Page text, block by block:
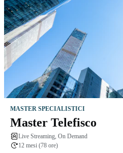
MASTER SPECIALISTICI
Master Telefisco
Live Streaming, On Demand
12 mesi (78 ore)